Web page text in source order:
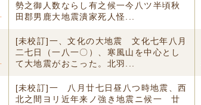
勢之御人数ならし有之候一今八ツ半頃秋
田郡男鹿大地震潰家死人怪...
[未校訂]一、文化の大地震 文化七年八月
二七日（一八一〇）、寒風山を中心とし
て大地震がおこった。北羽...
[未校訂]一 八月廿七日昼八つ時地震、西
北之間ヨリ近年来ノ強き地震ニ候一 廿